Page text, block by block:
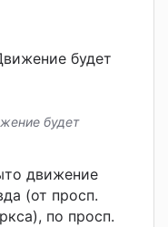
будет
движение
(от просп.
по просп.